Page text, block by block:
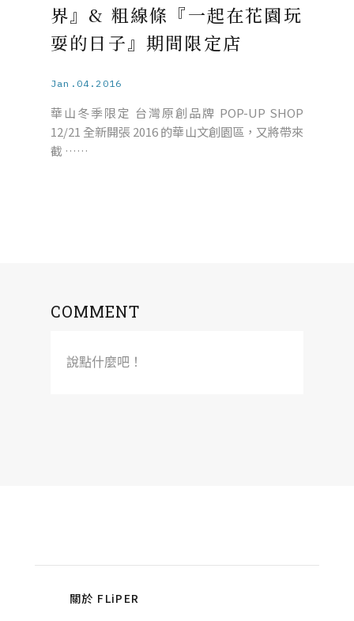
界』& 粗線條『一起在花園玩
耍的日子』期間限定店
Jan.04.2016
華山冬季限定 台灣原創品牌 POP-UP SHOP
12/21 全新開張 2016 的華山文創園區，又將帶來
截 ……
COMMENT
說點什麼吧！
關於 FLiPER